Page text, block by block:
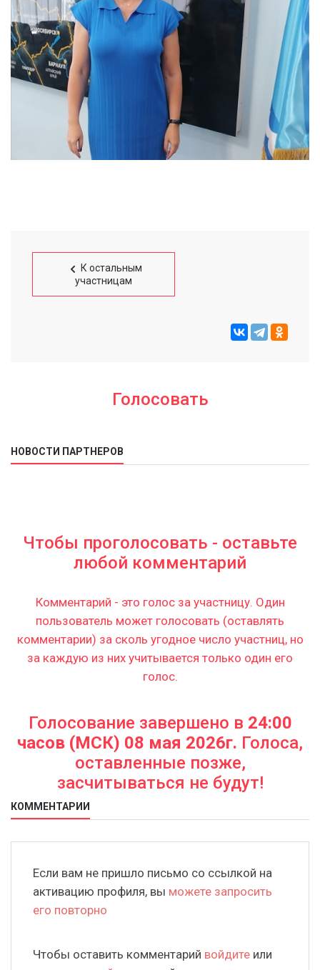
К остальным
участницам
Голосовать
НОВОСТИ ПАРТНЕРОВ
Чтобы проголосовать - оставьте
любой комментарий
Комментарий - это голос за участницу. Один
пользователь может голосовать (оставлять
комментарии) за сколь угодное число участниц, но
за каждую из них учитывается только один его
голос.
Голосование завершено в 24:00
часов (МСК) 08 мая 2026г. Голоса,
оставленные позже,
засчитываться не будут!
КОММЕНТАРИИ
Если вам не пришло письмо со ссылкой на
активацию профиля, вы можете запросить
его повторно
Чтобы оставить комментарий войдите или